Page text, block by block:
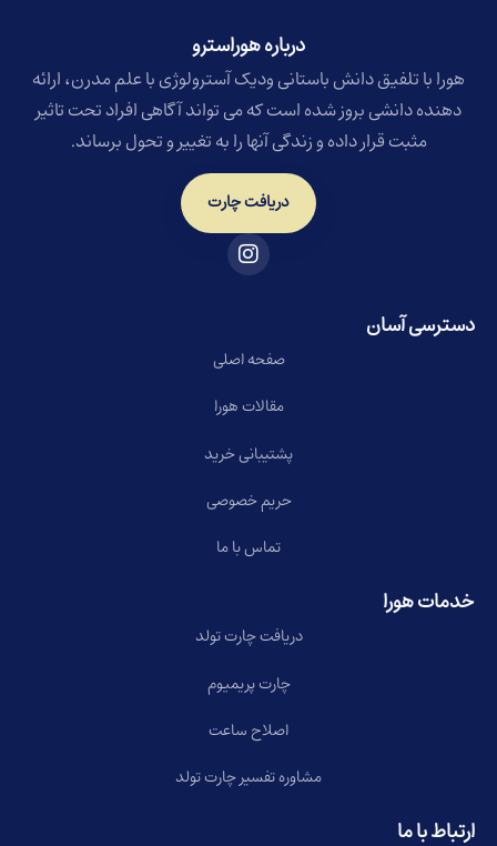
درباره هوراسترو​
هورا با تلفیق دانش باستانی ودیک آسترولوژی با علم مدرن، ارائه
دهنده دانشی بروز شده است که می تواند آگاهی افراد تحت تاثیر
مثبت قرار داده و زندگی آنها را به تغییر و تحول برساند.
دریافت چارت
دسترسی آسان
صفحه اصلی
مقالات هورا
پشتیبانی خرید
حریم خصوصی
تماس با ما
خدمات هورا
دریافت چارت تولد
چارت پریمیوم
اصلاح ساعت
مشاوره تفسیر چارت تولد
ارتباط با ما